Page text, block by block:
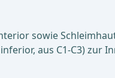
sowie
aus C1-C3) zur